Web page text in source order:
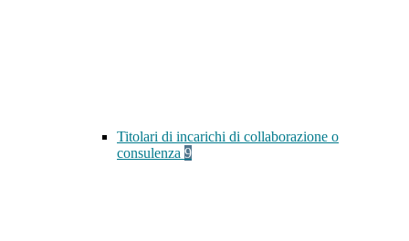
Titolari di incarichi di collaborazione o
consulenza 9